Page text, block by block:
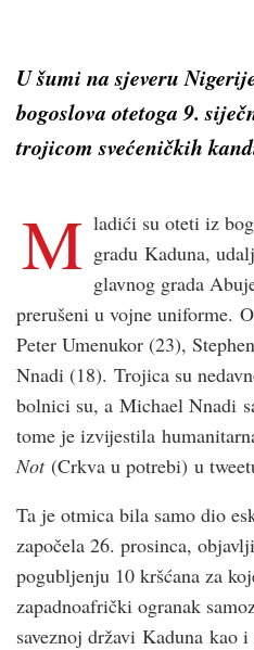
U šumi na sjeveru
bogoslova otetoga 9.
trojicom svećeničkih
M ladići su oteti iz
gradu Kaduna,
glavnog grada
prerušeni u vojne uniforme.
Peter Umenukor (23),
Nnadi (18). Trojica su
bolnici su, a Michael Nnadi
tome je izvijestila
Not(Crkva u potrebi) u
Ta je otmica bila samo dio
započela 26. prosinca,
pogubljenju 10 kršćana za
zapadnoafrički ogranak
saveznoj državi Kaduna kao